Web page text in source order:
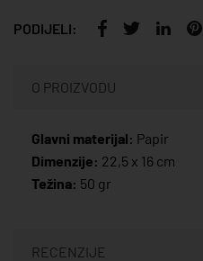
PODIJELI:
O PROIZVODU
Glavni materijal: Papir
Dimenzije: 22,5 x 16 cm
Težina: 50 gr
RECENZIJE